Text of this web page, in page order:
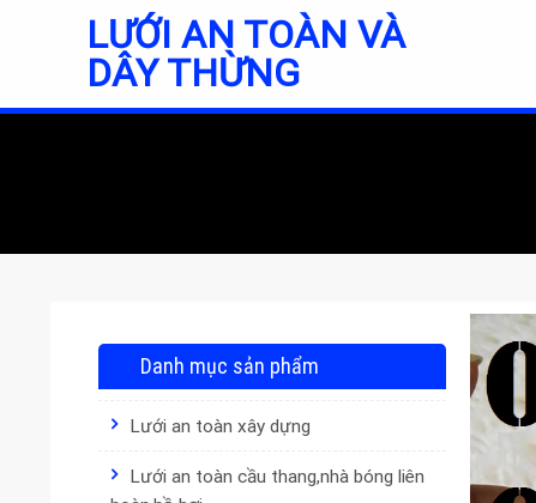
LƯỚI AN TOÀN VÀ
DÂY THỪNG
Danh mục sản phẩm
Lưới an toàn xây dựng
Lưới an toàn cầu thang,nhà bóng liên